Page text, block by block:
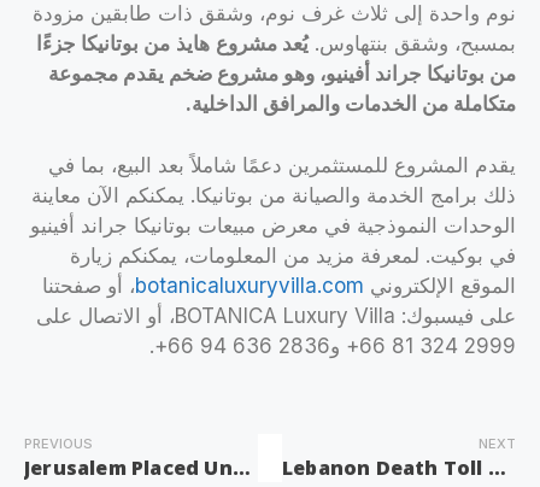
نوم واحدة إلى ثلاث غرف نوم، وشقق ذات طابقين مزودة
بمسبح، وشقق بنتهاوس.يُعد مشروع هايذ من بوتانيكا جزءًا
من بوتانيكا جراند أفينيو، وهو مشروع ضخم يقدم مجموعة
متكاملة من الخدمات والمرافق الداخلية.
يقدم المشروع للمستثمرين دعمًا شاملاً بعد البيع، بما في
ذلك برامج الخدمة والصيانة من بوتانيكا. يمكنكم الآن معاينة
الوحدات النموذجية في معرض مبيعات بوتانيكا جراند أفينيو
في بوكيت. لمعرفة مزيد من المعلومات، يمكنكم زيارة
الموقع الإلكتروني botanicaluxuryvilla.com، أو صفحتنا
على فيسبوك: BOTANICA Luxury Villa، أو الاتصال على
2999 324 81 66+ و2836 636 94 66+.
PREVIOUS
Jerusalem Placed Under Tight Restrictions During Holy Fire Celebrations
NEXT
Lebanon Death Toll Surges to 2,089 as Israeli Drone Strikes Continue